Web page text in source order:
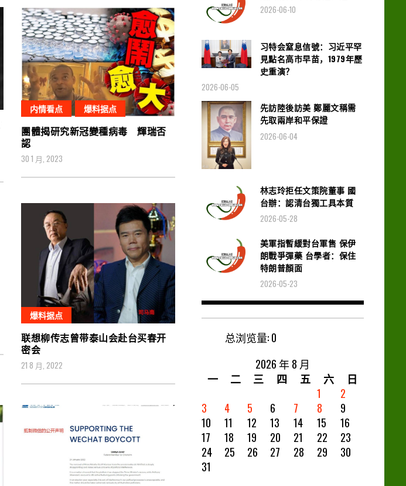
内情看点 爆料据点
團體揭研究新冠變種病毒 輝瑞否
認
30 1 月, 2023
爆料据点
联想柳传志曾带泰山会赴台买春开
密会
21 8 月, 2022
2026-06-10
习特会窒息信號：习近平罕
見點名高市早苗，1979年歷
史重演？
2026-06-05
先訪陸後訪美 鄭麗文稱需
先取兩岸和平保證
2026-06-04
林志玲拒任文策院董事 國
台辦：認清台獨工具本質
2026-05-28
美軍指暫緩對台軍售 保伊
朗戰爭彈藥 台學者：保住
特朗普顏面
2026-05-23
总浏览量:0
2026 年 8 月
一
二 三 四 五 六
日
1
2
3
4 5 6 7 8
9
10
11 12 13 14 15
16
17
18 19 20 21 22
23
24
25 26 27 28 29
30
31